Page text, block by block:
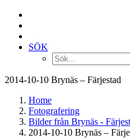
SÖK
2014-10-10 Brynäs – Färjestad
Home
Fotografering
Bilder från Brynäs -
2014-10-10 Brynäs –